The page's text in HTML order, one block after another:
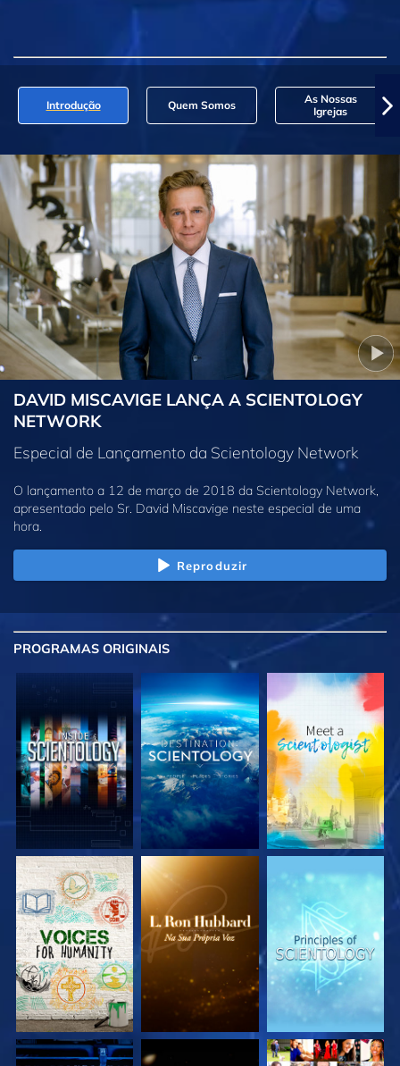
Introdução Quem Somos
As Nossas
Igrejas
DAVID MISCAVIGE LANÇA A SCIENTOLOGY
NETWORK
Especial de Lançamento da Scientology Network
O lançamento a 12 de março de 2018 da Scientology Network,
apresentado pelo Sr. David Miscavige neste especial de uma
hora.
Reproduzir
PROGRAMAS ORIGINAIS
EXPLORE A SÉRIE EXPLORE A SÉRIE EXPLORE A SÉRIE